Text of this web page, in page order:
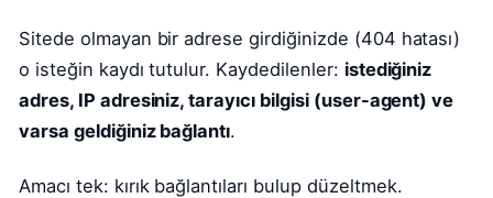
Sitede olmayan bir adrese girdiğinizde (404 hatası)
o isteğin kaydı tutulur. Kaydedilenler: istediğiniz
adres, IP adresiniz, tarayıcı bilgisi (user-agent) ve
varsa geldiğiniz bağlantı.
Amacı tek: kırık bağlantıları bulup düzeltmek.